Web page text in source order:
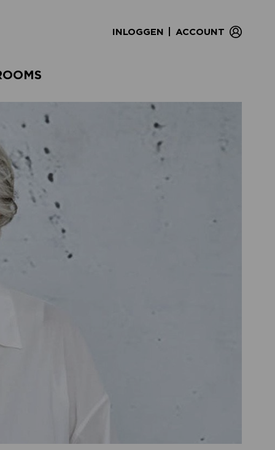
INLOGGEN ACCOUNT